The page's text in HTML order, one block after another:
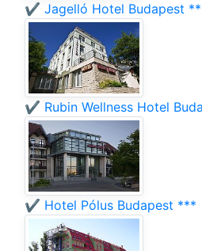
✔️ Jagelló Hotel Budapest
✔️ Rubin Wellness Hotel
✔️ Hotel Pólus Budapest ***